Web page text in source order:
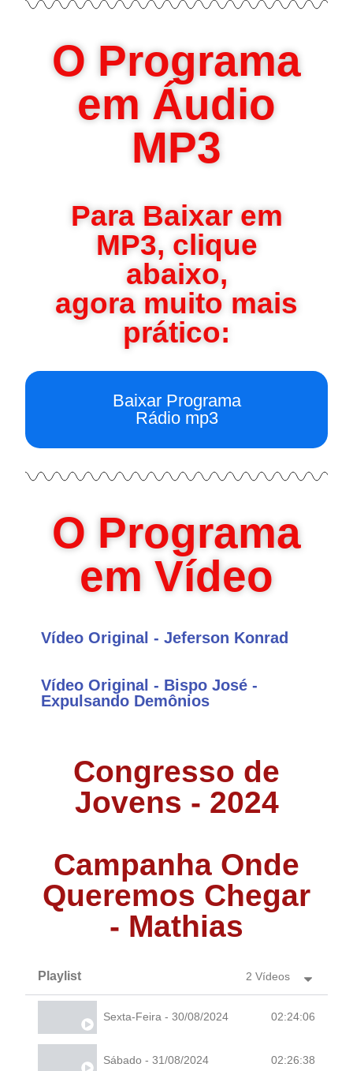
O Programa
em Áudio
MP3
Para Baixar em
MP3, clique
abaixo,
agora muito mais
prático:
Baixar Programa
Rádio mp3
O Programa
em Vídeo
Vídeo Original - Jeferson Konrad
Vídeo Original - Bispo José -
Expulsando Demônios
Congresso de
Jovens - 2024
Campanha Onde
Queremos Chegar
- Mathias
Playlist 2 Vídeos
Sexta-Feira - 30/08/2024 02:24:06
Sábado - 31/08/2024 02:26:38